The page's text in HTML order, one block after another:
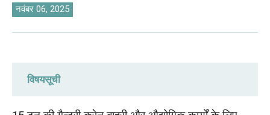
नवंबर 06, 2025
विषयसूची
15 टन गैन्ट्री क्रेन के 6 प्रकार: अपनी उठाने की
O‘zbekcha